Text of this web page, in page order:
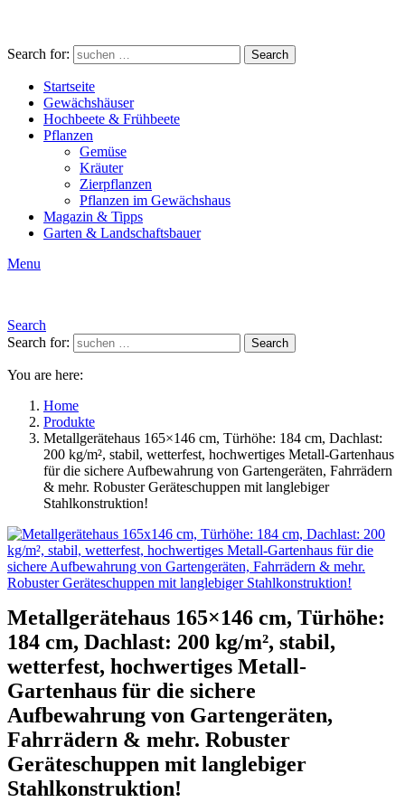
Search for: Search
Startseite
Gewächshäuser
Hochbeete & Frühbeete
Pflanzen
Gemüse
Kräuter
Zierpflanzen
Pflanzen im Gewächshaus
Magazin & Tipps
Garten & Landschaftsbauer
Menu
Search
Search for:
Search
You are here:
Home
Produkte
Metallgerätehaus 165×146 cm, Türhöhe: 184 cm, Dachlast:
200 kg/m², stabil, wetterfest, hochwertiges Metall-Gartenhaus
für die sichere Aufbewahrung von Gartengeräten, Fahrrädern
& mehr. Robuster Geräteschuppen mit langlebiger
Stahlkonstruktion!
Metallgerätehaus 165×146 cm, Türhöhe:
184 cm, Dachlast: 200 kg/m², stabil,
wetterfest, hochwertiges Metall-
Gartenhaus für die sichere
Aufbewahrung von Gartengeräten,
Fahrrädern & mehr. Robuster
Geräteschuppen mit langlebiger
Stahlkonstruktion!